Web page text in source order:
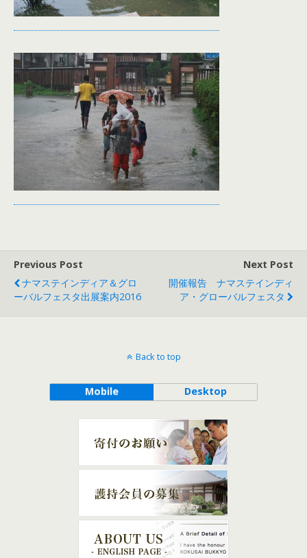
Previous Post
ナマステインディア＆グロ
ーバルフェスタ出展案内2016
Next Post
開催報告 ナマステインディ
ア・グローバルフェスタ
Back to top
Mobile Desktop